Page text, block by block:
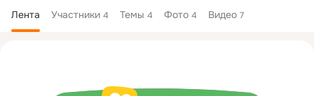
Лента Участники 4 Темы 4 Фото 4 Видео 7